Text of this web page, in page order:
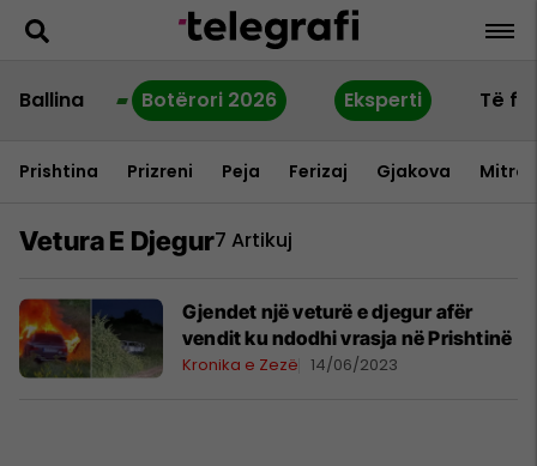
Ballina Botërori 2026 Eksperti Të
Prishtina Prizreni Peja Ferizaj Gjakova
Vetura E Djegur7 Artikuj
Gjendet një veturë e djegur afër
vendit ku ndodhi vrasja në Prishtinë
Kronika e Zezë 14/06/2023